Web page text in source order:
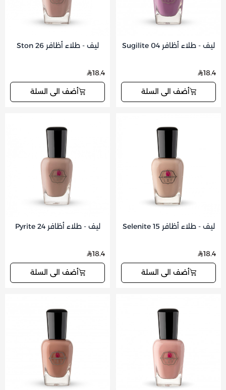
ليف - طلاء أظافر Sugilite 04
18.4
أضف الى السلة
ليف - طلاء أظافر Ston 26
18.4
أضف الى السلة
ليف - طلاء أظافر Selenite 15
18.4
أضف الى السلة
ليف - طلاء أظافر Pyrite 24
18.4
أضف الى السلة